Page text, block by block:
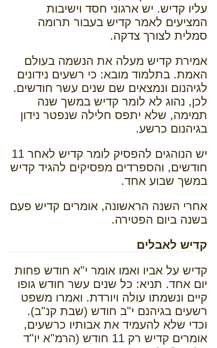
עליו קדיש. יש ארגוני חסד וישיבות
המציעים לאמר קדיש בעבור תרומה
סמלית לצורך צדקה.
אמירת קדיש מעלה את הנשמה בעולם
האמת. בתלמוד מובא: כי רשעים נידונים
לגיהנום ונמצאים שם שנים עשר חודשים.
לכן, נהוג לא לומר קדיש במשך שנה
תמימה, שלא יתפס חלילה שנפטר נידון
בגיהנום כרשע.
יש הנוהגים להפסיק לומר קדיש לאחר 11
חודשים, והספרדים מפסיקים להגיד קדיש
במשך שבוע אחד.
אחרי השנה הראשונה, אומרים קדיש פעם
בשנה ביום הפטירה.
קדיש לאבלים
קדיש על אביו ואמו אומר י"א חודש פחות
יום אחד. תניא: כל שנים עשר חודש גופו
קיים ונשמתו עולה ויורדת. ואמרו משפט
רשעים בגיהנם י"ב חודש (שבת קנ"ב).
וכדי שלא להעמיד את אבותיו כרשעים,
אומרים קדיש רק 11 חודש (הרמ"א יו"ד